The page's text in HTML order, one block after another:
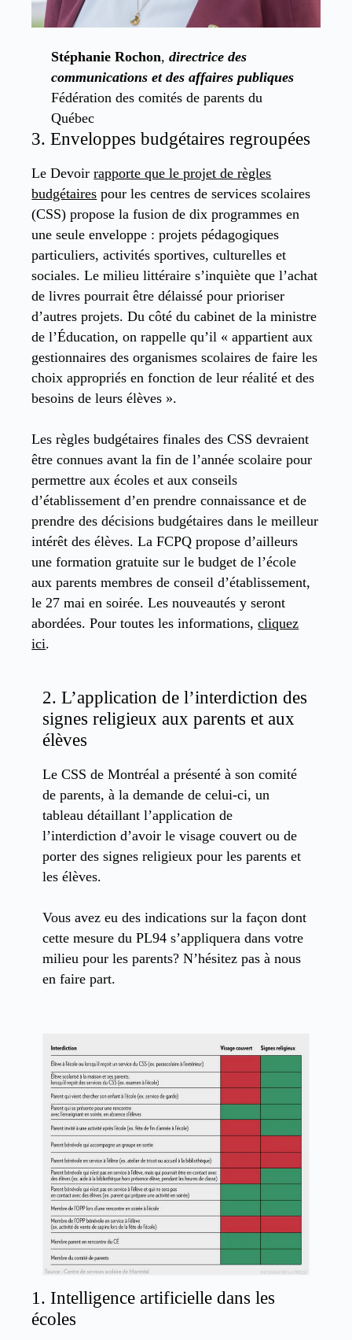
Stéphanie Rochon, directrice des
communications et des affaires publiques
Fédération des comités de parents du
Québec
3. Enveloppes budgétaires regroupées
Le Devoirrapporte que le projet de règles
budgétaires pour les centres de services scolaires
(CSS) propose la fusion de dix programmes en
une seule enveloppe : projets pédagogiques
particuliers, activités sportives, culturelles et
sociales. Le milieu littéraire s’inquiète que l’achat
de livres pourrait être délaissé pour prioriser
d’autres projets. Du côté du cabinet de la ministre
de l’Éducation, on rappelle qu’il « appartient aux
gestionnaires des organismes scolaires de faire les
choix appropriés en fonction de leur réalité et des
besoins de leurs élèves ».
Les règles budgétaires finales des CSS devraient
être connues avant la fin de l’année scolaire pour
permettre aux écoles et aux conseils
d’établissement d’en prendre connaissance et de
prendre des décisions budgétaires dans le meilleur
intérêt des élèves. La FCPQ propose d’ailleurs
une formation gratuite sur le budget de l’école
aux parents membres de conseil d’établissement,
le 27 mai en soirée. Les nouveautés y seront
abordées. Pour toutes les informations,cliquez
ici.
2. L’application de l’interdiction des
signes religieux aux parents et aux
élèves
Le CSS de Montréal a présenté à son comité
de parents, à la demande de celui-ci, un
tableau détaillant l’application de
l’interdiction d’avoir le visage couvert ou de
porter des signes religieux pour les parents et
les élèves.
Vous avez eu des indications sur la façon dont
cette mesure du PL94 s’appliquera dans votre
milieu pour les parents? N’hésitez pas à nous
en faire part.
1. Intelligence artificielle dans les
écoles